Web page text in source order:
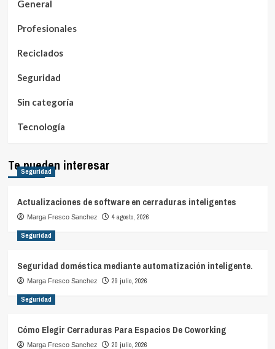
General
Profesionales
Reciclados
Seguridad
Sin categoría
Tecnología
Te pueden interesar
Seguridad
Actualizaciones de software en cerraduras inteligentes
Marga Fresco Sanchez 4 agosto, 2026
Seguridad
Seguridad doméstica mediante automatización inteligente.
Marga Fresco Sanchez 29 julio, 2026
Seguridad
Cómo Elegir Cerraduras Para Espacios De Coworking
Marga Fresco Sanchez 20 julio, 2026